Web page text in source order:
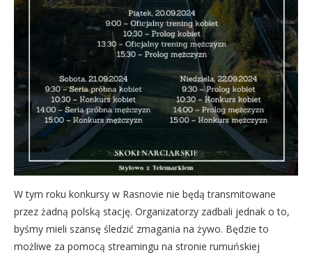
W tym roku konkursy w Rasnovie nie będą transmitowane
przez żadną polską stację. Organizatorzy zadbali jednak o to,
byśmy mieli szansę śledzić zmagania na żywo. Będzie to
możliwe za pomocą streamingu na stronie rumuńskiej